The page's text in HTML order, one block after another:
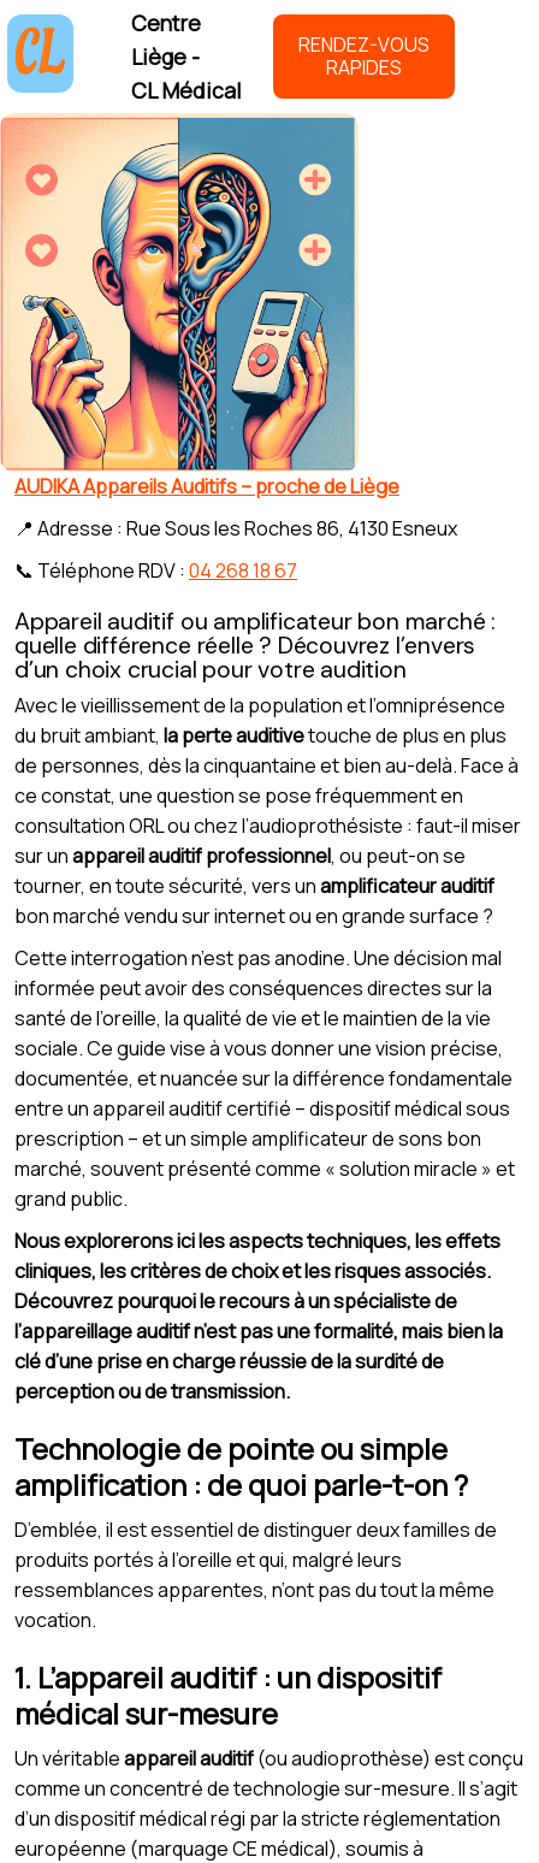
Centre
Liège -
CL Médical
RENDEZ-VOUS
RAPIDES
AUDIKA Appareils Auditifs – proche de Liège
📍 Adresse : Rue Sous les Roches 86, 4130 Esneux
📞 Téléphone RDV : 04 268 18 67
Appareil auditif ou amplificateur bon marché :
quelle différence réelle ? Découvrez l’envers
d’un choix crucial pour votre audition
Avec le vieillissement de la population et l’omniprésence
du bruit ambiant, la perte auditivetouche de plus en plus
de personnes, dès la cinquantaine et bien au-delà. Face à
ce constat, une question se pose fréquemment en
consultation ORL ou chez l’audioprothésiste : faut-il miser
sur unappareil auditif professionnel, ou peut-on se
tourner, en toute sécurité, vers unamplificateur auditif
bon marché vendu sur internet ou en grande surface ?
Cette interrogation n’est pas anodine. Une décision mal
informée peut avoir des conséquences directes sur la
santé de l’oreille, la qualité de vie et le maintien de la vie
sociale. Ce guide vise à vous donner une vision précise,
documentée, et nuancée sur la différence fondamentale
entre un appareil auditif certifié – dispositif médical sous
prescription – et un simple amplificateur de sons bon
marché, souvent présenté comme « solution miracle » et
grand public.
Nous explorerons ici les aspects techniques, les effets
cliniques, les critères de choix et les risques associés.
Découvrez pourquoi le recours à un spécialiste de
l’appareillage auditif n’est pas une formalité, mais bien la
clé d’une prise en charge réussie de la surdité de
perception ou de transmission.
Technologie de pointe ou simple
amplification : de quoi parle-t-on ?
D’emblée, il est essentiel de distinguer deux familles de
produits portés à l’oreille et qui, malgré leurs
ressemblances apparentes, n’ont pas du tout la même
vocation.
1. L’appareil auditif : un dispositif
médical sur-mesure
Un véritableappareil auditif(ou audioprothèse) est conçu
comme un concentré de technologie sur-mesure. Il s’agit
d’un dispositif médical régi par la stricte réglementation
européenne (marquage CE médical), soumis à